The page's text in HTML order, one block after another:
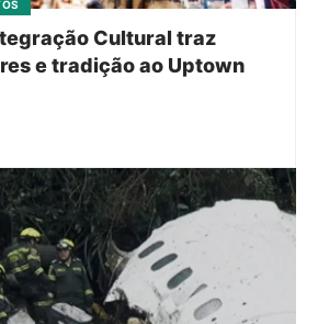
Cultural traz
e tradição ao Uptown